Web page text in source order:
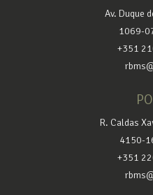
Av. Duque
1069-
+351
R. Caldas
4150-
+351